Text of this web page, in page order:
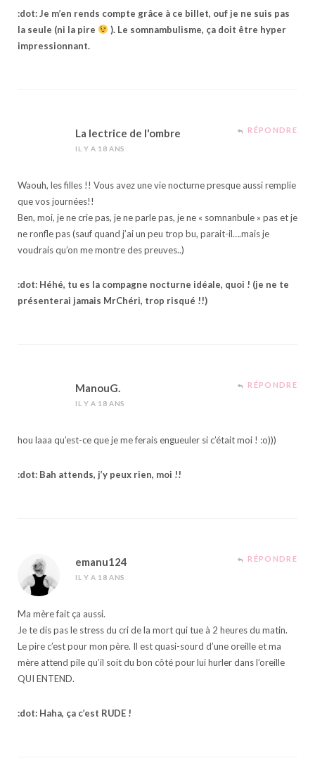
:dot: Je m’en rends compte grâce à ce billet, ouf je ne suis pas
la seule (ni la pire
). Le somnambulisme, ça doit être hyper
impressionnant.
La lectrice de l'ombre
IL Y A 18 ANS
RÉPONDRE
Waouh, les filles !! Vous avez une vie nocturne presque aussi remplie
que vos journées!!
Ben, moi, je ne crie pas, je ne parle pas, je ne « somnanbule » pas et je
ne ronfle pas (sauf quand j’ai un peu trop bu, parait-il….mais je
voudrais qu’on me montre des preuves..)
:dot: Héhé, tu es la compagne nocturne idéale, quoi ! (je ne te
présenterai jamais MrChéri, trop risqué !!)
ManouG.
IL Y A 18 ANS
RÉPONDRE
hou laaa qu’est-ce que je me ferais engueuler si c’était moi ! :o)))
:dot: Bah attends, j’y peux rien, moi !!
emanu124
IL Y A 18 ANS
RÉPONDRE
Ma mère fait ça aussi.
Je te dis pas le stress du cri de la mort qui tue à 2 heures du matin.
Le pire c’est pour mon père. Il est quasi-sourd d’une oreille et ma
mère attend pile qu’il soit du bon côté pour lui hurler dans l’oreille
QUI ENTEND.
:dot: Haha, ça c’est RUDE !